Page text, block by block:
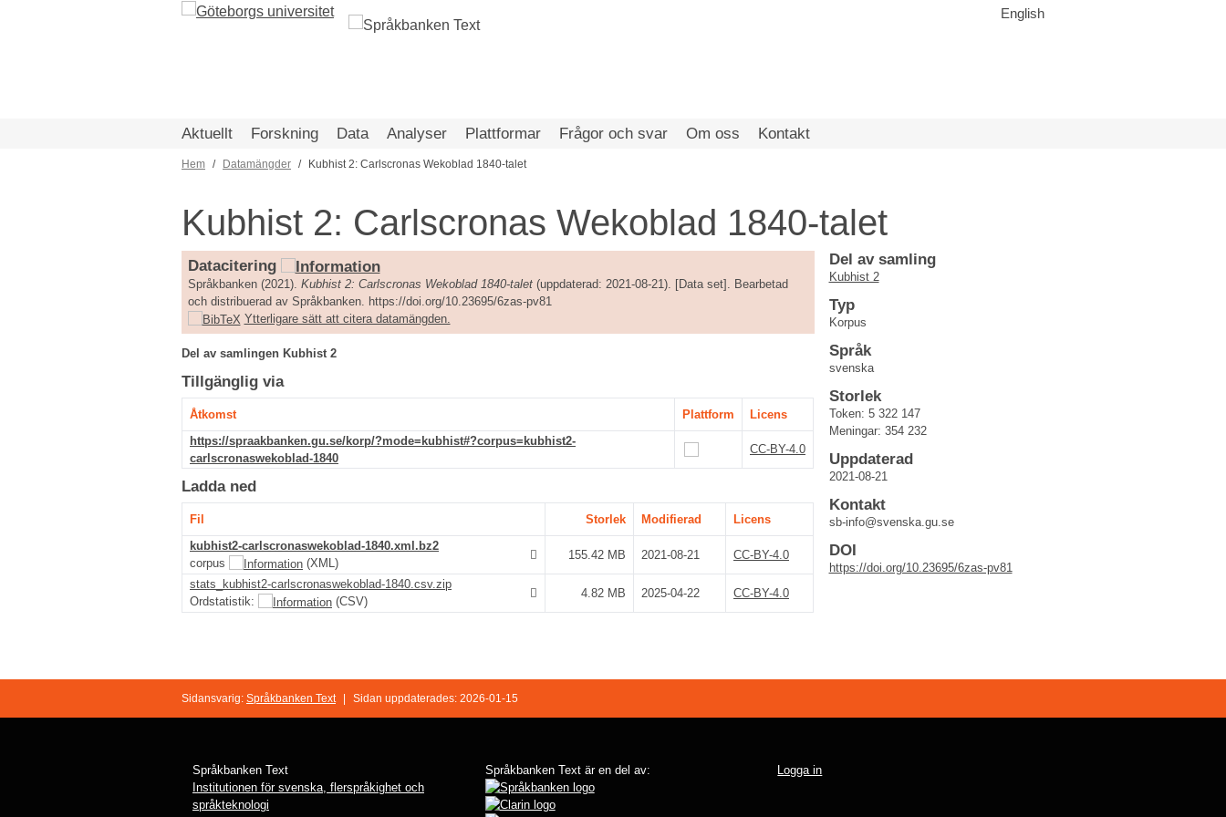
English
Aktuellt Forskning Data Analyser Plattformar Frågor och svar Om oss Kontakt
Länkstig
Hem Datamängder Kubhist 2: Carlscronas Wekoblad 1840-talet
Kubhist 2: Carlscronas Wekoblad 1840-talet
Datacitering
Språkbanken (2021). Kubhist 2: Carlscronas Wekoblad 1840-talet(uppdaterad: 2021-08-21). [Data set]. Bearbetad
och distribuerad av Språkbanken. https://doi.org/10.23695/6zas-pv81
Ytterligare sätt att citera datamängden.
Del av samlingen Kubhist 2
Tillgänglig via
Åtkomst Plattform
Licens
https://spraakbanken.gu.se/korp/?mode=kubhist#?corpus=kubhist2-
carlscronaswekoblad-1840
CC-BY-4.0
Ladda ned
Fil Storlek Modifierad
Licens
kubhist2-carlscronaswekoblad-1840.xml.bz2
corpus
(XML)
155.42 MB 2021-08-21 CC-BY-4.0
stats_kubhist2-carlscronaswekoblad-1840.csv.zip
Ordstatistik:
(CSV)
4.82 MB 2025-04-22 CC-BY-4.0
Del av samling
Kubhist 2
Typ
Korpus
Språk
svenska
Storlek
Token: 5 322 147
Meningar: 354 232
Uppdaterad
2021-08-21
Kontakt
sb-info@svenska.gu.se
DOI
https://doi.org/10.23695/6zas-pv81
Sidansvarig: Språkbanken Text Sidan uppdaterades: 2026-01-15
Språkbanken Text
Institutionen för svenska, flerspråkighet och
språkteknologi
Språkbanken Text är en del av: Logga in